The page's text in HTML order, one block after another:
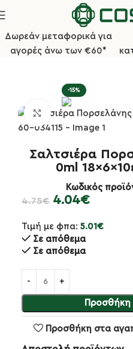
Δωρεάν μεταφορικά για
αγορές άνω των €60*
Πιάτα/Πορσελάνες Σειρές
-15%
Κλικ για μεγέθυνση
Σαλτσιέρα
0ml
Κωδικός
4.75€ 4.04€
Τιμή με φπα: 5.01 €
Σε απόθεμα
Σε απόθεμα
Προσθήκη
Προσθήκη στα